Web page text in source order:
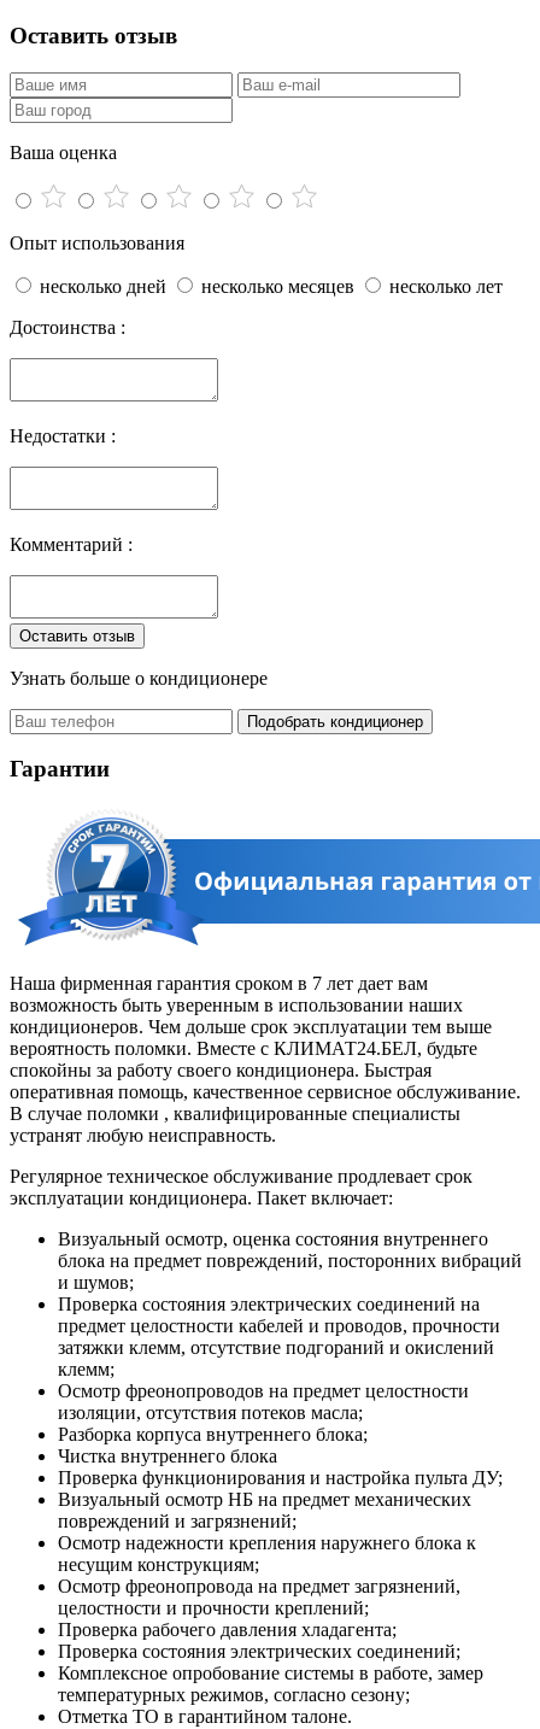
Оставить отзыв
Ваша оценка
Опыт использования
несколько дней несколько месяцев
несколько лет
Достоинства :
Недостатки :
Комментарий :
Узнать больше о кондиционере
Подобрать кондиционер
Гарантии
Наша фирменная гарантия сроком в 7 лет дает вам
возможность быть уверенным в использовании наших
кондиционеров. Чем дольше срок эксплуатации тем выше
вероятность поломки. Вместе с КЛИМАТ24.БЕЛ, будьте
спокойны за работу своего кондиционера. Быстрая
оперативная помощь, качественное сервисное обслуживание.
В случае поломки , квалифицированные специалисты
устранят любую неисправность.
Регулярное техническое обслуживание продлевает срок
эксплуатации кондиционера. Пакет включает:
Визуальный осмотр, оценка состояния внутреннего
блока на предмет повреждений, посторонних вибраций
и шумов;
Проверка состояния электрических соединений на
предмет целостности кабелей и проводов, прочности
затяжки клемм, отсутствие подгораний и окислений
клемм;
Осмотр фреонопроводов на предмет целостности
изоляции, отсутствия потеков масла;
Разборка корпуса внутреннего блока;
Чистка внутреннего блока
Проверка функционирования и настройка пульта ДУ;
Визуальный осмотр НБ на предмет механических
повреждений и загрязнений;
Осмотр надежности крепления наружнего блока к
несущим конструкциям;
Осмотр фреонопровода на предмет загрязнений,
целостности и прочности креплений;
Проверка рабочего давления хладагента;
Проверка состояния электрических соединений;
Комплексное опробование системы в работе, замер
температурных режимов, согласно сезону;
Отметка ТО в гарантийном талоне.